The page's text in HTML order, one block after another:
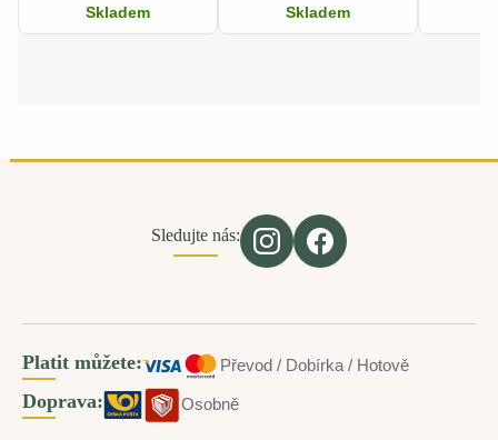
Skladem Skladem
Sledujte nás:
Platit můžete: Převod / Dobírka / Hotově
Doprava: Osobně